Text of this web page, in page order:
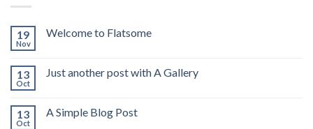
19
Nov
Welcome to Flatsome
13
Oct
Just another post with A Gallery
13
Oct
A Simple Blog Post